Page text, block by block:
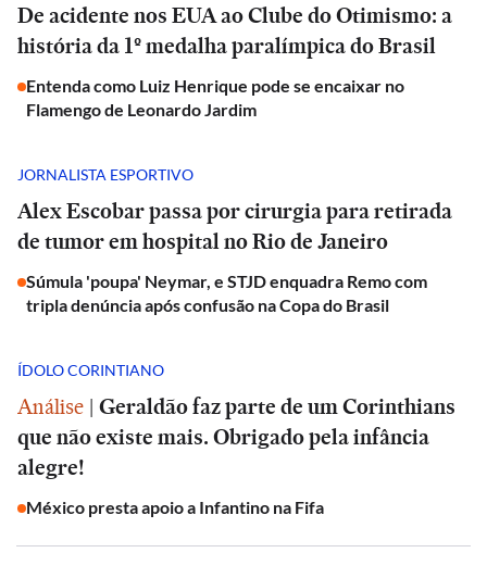
De acidente nos EUA ao Clube do Otimismo: a
história da 1º medalha paralímpica do Brasil
Entenda como Luiz Henrique pode se encaixar no
Flamengo de Leonardo Jardim
JORNALISTA ESPORTIVO
Alex Escobar passa por cirurgia para retirada
de tumor em hospital no Rio de Janeiro
Súmula 'poupa' Neymar, e STJD enquadra Remo com
tripla denúncia após confusão na Copa do Brasil
ÍDOLO CORINTIANO
Análise | Geraldão faz parte de um Corinthians
que não existe mais. Obrigado pela infância
alegre!
México presta apoio a Infantino na Fifa